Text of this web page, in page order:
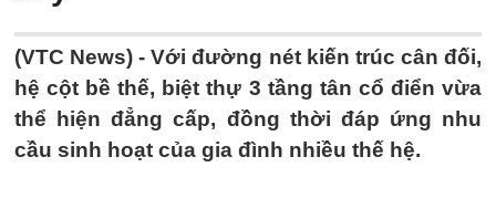
(VTC News) -Với đường nét kiến trúc cân đối,
hệ cột bề thế, biệt thự 3 tầng tân cổ điển vừa
thể hiện đẳng cấp, đồng thời đáp ứng nhu
cầu sinh hoạt của gia đình nhiều thế hệ.